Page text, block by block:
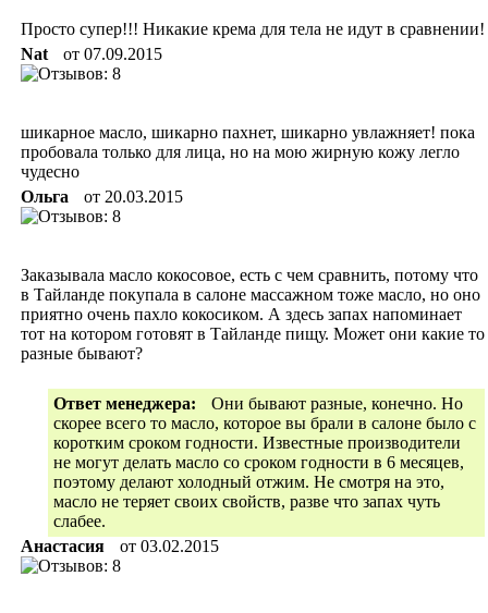
Просто супер!!! Никакие крема для тела не идут в сравнении!
Nat
от 07.09.2015
шикарное масло, шикарно пахнет, шикарно увлажняет! пока
пробовала только для лица, но на мою жирную кожу легло
чудесно
Ольга
от 20.03.2015
Заказывала масло кокосовое, есть с чем сравнить, потому что
в Тайланде покупала в салоне массажном тоже масло, но оно
приятно очень пахло кокосиком. А здесь запах напоминает
тот на котором готовят в Тайланде пищу. Может они какие то
разные бывают?
Ответ менеджера:
Они бывают разные, конечно. Но
скорее всего то масло, которое вы брали в салоне было с
коротким сроком годности. Известные производители
не могут делать масло со сроком годности в 6 месяцев,
поэтому делают холодный отжим. Не смотря на это,
масло не теряет своих свойств, разве что запах чуть
слабее.
Анастасия
от 03.02.2015